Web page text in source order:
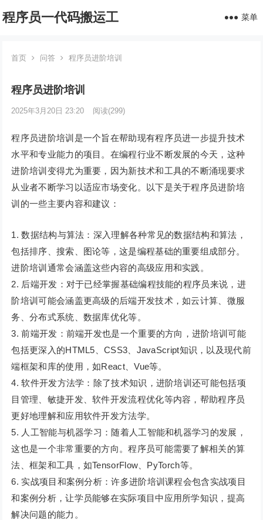
程序员一代码搬运工 菜单
首页 问答 程序员进阶培训
程序员进阶培训
2025年3月20日 23:20 阅读(299)
程序员进阶培训是一个旨在帮助现有程序员进一步提升技术
水平和专业能力的项目。在编程行业不断发展的今天，这种
进阶培训变得尤为重要，因为新技术和工具的不断涌现要求
从业者不断学习以适应市场变化。以下是关于程序员进阶培
训的一些主要内容和建议：
1. 数据结构与算法：深入理解各种常见的数据结构和算法，
包括排序、搜索、图论等，这是编程基础的重要组成部分。
进阶培训通常会涵盖这些内容的高级应用和实践。
2. 后端开发：对于已经掌握基础编程技能的程序员来说，进
阶培训可能会涵盖更高级的后端开发技术，如云计算、微服
务、分布式系统、数据库优化等。
3. 前端开发：前端开发也是一个重要的方向，进阶培训可能
包括更深入的HTML5、CSS3、JavaScript知识，以及现代前
端框架和库的使用，如React、Vue等。
4. 软件开发方法学：除了技术知识，进阶培训还可能包括项
目管理、敏捷开发、软件开发流程优化等内容，帮助程序员
更好地理解和应用软件开发方法学。
5. 人工智能与机器学习：随着人工智能和机器学习的发展，
这也是一个非常重要的方向。程序员可能需要了解相关的算
法、框架和工具，如TensorFlow、PyTorch等。
6. 实战项目和案例分析：许多进阶培训课程会包含实战项目
和案例分析，让学员能够在实际项目中应用所学知识，提高
解决问题的能力。